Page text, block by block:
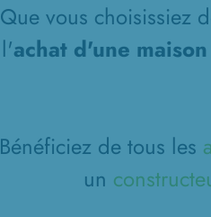
Que vous choisissiez
l'achat d'une
Bénéficiez de tous les
un